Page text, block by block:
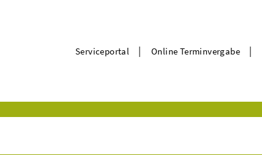
Serviceportal | Online Terminvergabe |